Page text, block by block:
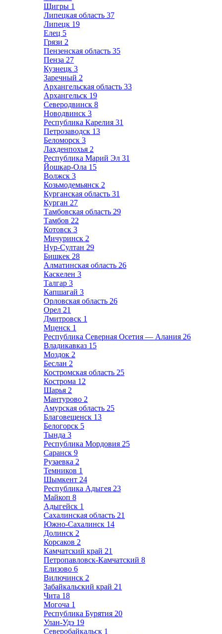
Щигры 1
Липецкая область 37
Липецк 19
Елец 5
Грязи 2
Пензенская область 35
Пенза 27
Кузнецк 3
Заречный 2
Архангельская область 33
Архангельск 19
Северодвинск 8
Новодвинск 3
Республика Карелия 31
Петрозаводск 13
Беломорск 3
Лахденпохья 2
Республика Марий Эл 31
Йошкар-Ола 15
Волжск 3
Козьмодемьянск 2
Курганская область 31
Курган 27
Тамбовская область 29
Тамбов 22
Котовск 3
Мичуринск 2
Нур-Султан 29
Бишкек 28
Алматинская область 26
Каскелен 3
Талгар 3
Капшагай 3
Орловская область 26
Орел 21
Дмитровск 1
Мценск 1
Республика Северная Осетия — Алания 26
Владикавказ 15
Моздок 2
Беслан 2
Костромская область 25
Кострома 12
Шарья 2
Мантурово 2
Амурская область 25
Благовещенск 13
Белогорск 5
Тында 3
Республика Мордовия 25
Саранск 9
Рузаевка 2
Темников 1
Шымкент 24
Республика Адыгея 23
Майкоп 8
Адыгейск 1
Сахалинская область 21
Южно-Сахалинск 14
Долинск 2
Корсаков 2
Камчатский край 21
Петропавловск-Камчатский 8
Елизово 6
Вилючинск 2
Забайкальский край 21
Чита 18
Могоча 1
Республика Бурятия 20
Улан-Удэ 19
Северобайкальск 1